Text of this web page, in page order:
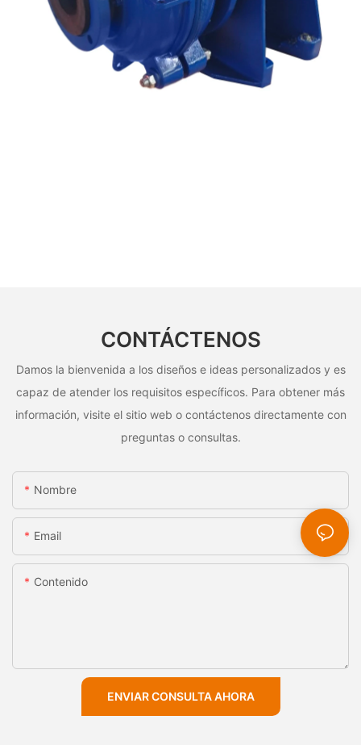
CONTÁCTENOS
Damos la bienvenida a los diseños e ideas personalizados y es
capaz de atender los requisitos específicos. Para obtener más
información, visite el sitio web o contáctenos directamente con
preguntas o consultas.
Nombre
Email
Contenido
ENVIAR CONSULTA AHORA